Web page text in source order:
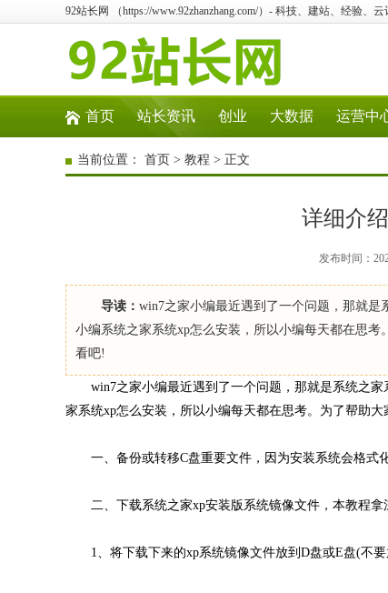
92站长网 （https://www.92zhanzhang.com/）- 科技、建站、经验、
首页 站长资讯 创业 大数据 运营中
当前位置： 首页 > 教程 > 正文
详细介
发布时间：
导读： win7之家小编最近遇到了一个问题，那就是
小编系统之家系统xp怎么安装，所以小编每天都在思
看吧!
win7之家小编最近遇到了一个问题，那就是系统之家
家系统xp怎么安装，所以小编每天都在思考。为了帮助
一、备份或转移C盘重要文件，因为安装系统会格式
二、下载系统之家xp安装版系统镜像文件，本教程拿
1、将下载下来的xp系统镜像文件放到D盘或E盘(不要